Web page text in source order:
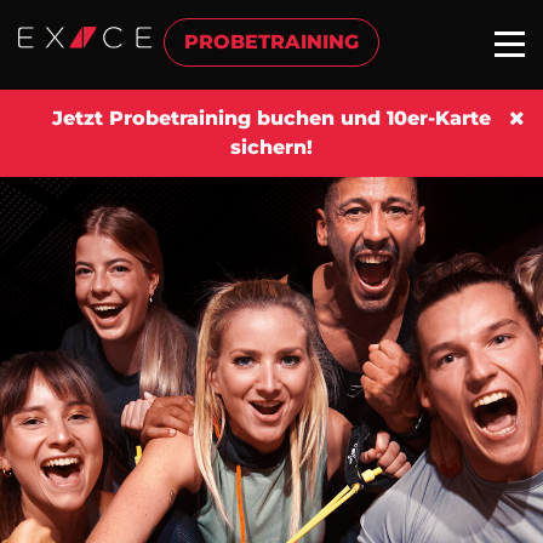
PROBETRAINING
Jetzt Probetraining buchen und 10er-Karte
sichern!